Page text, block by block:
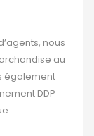
nous
au
également
DDP